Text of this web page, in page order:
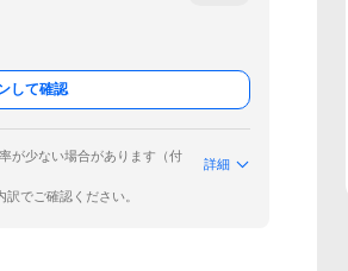
して確認
が少ない場合があります（付
詳細
でご確認ください。